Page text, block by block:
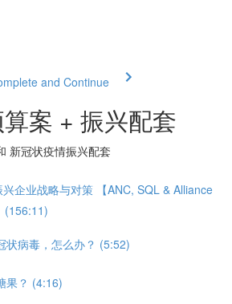
and Continue
案 + 振兴配套
新冠状疫情振兴配套
企业战略与对策 【ANC, SQL & Alliance
(156:11)
状病毒，怎么办？ (5:52)
果？ (4:16)